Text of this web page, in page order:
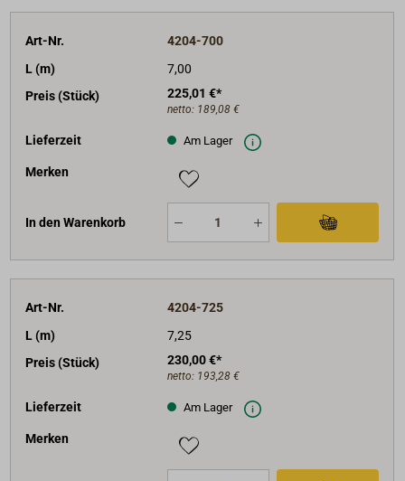
Art-Nr.
4204-700
L (m)
7,00
Preis (Stück)
225,01 €*
netto: 189,08 €
Lieferzeit Am Lager
Merken
In den Warenkorb
Art-Nr.
4204-725
L (m)
7,25
Preis (Stück)
230,00 €*
netto: 193,28 €
Lieferzeit Am Lager
Merken